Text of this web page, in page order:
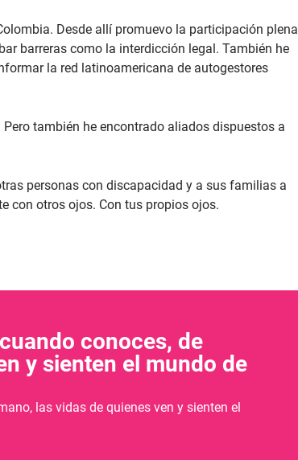
Desde allí promuevo la participación plena
barreras como la interdicción legal. También he
la red latinoamericana de autogestores
también he encontrado aliados dispuestos a
personas con discapacidad y a sus familias a
con otros ojos. Con tus propios ojos.
conoces, de
y sienten el mundo de
las vidas de quienes ven y sienten el